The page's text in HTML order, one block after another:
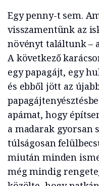
Egy penny-t sem.
visszamentünk az
növényt találtunk –
A következő
egy papagájt, egy
és ebből jött az
apámat, hogy
a madarak gyorsan
túlságosan
miután minden
még mindig